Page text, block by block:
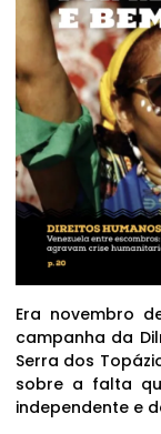
Era novembro
campanha da
Serra dos
sobre a falta
independente e